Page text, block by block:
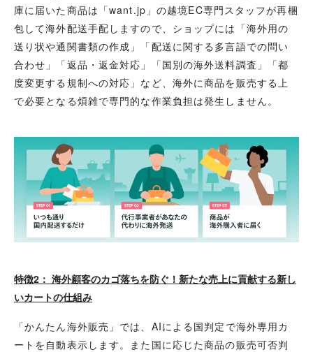
庫に届いた商品は「want.jp」の越境EC専門スタッフが再梱
包して海外配送手配しますので、ショップには「海外用の
送り状や通関書類の作成」「配送に関する多言語での問い
合わせ」「返品・返金対応」「国別の海外送料調査」「都
度変更する規制への対応」など、海外に商品を販売する上
で必要となる煩雑で専門的な作業負担は発生しません。
特徴2： 海外顧客のカゴ落ちを防ぐ！新たな売上に貢献する新し
いカートの仕組み
「かんたん海外販売」では、AIによる国判定で海外専用カ
ートを自動表示します。また国に応じた商品の販売可否判